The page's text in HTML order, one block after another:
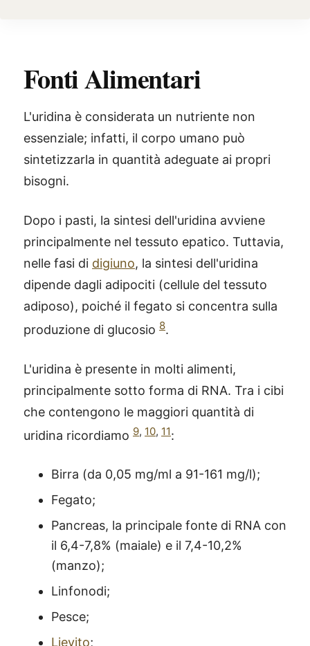
Fonti Alimentari
L'uridina è considerata un nutriente non
essenziale; infatti, il corpo umano può
sintetizzarla in quantità adeguate ai propri
bisogni.
Dopo i pasti, la sintesi dell'uridina avviene
principalmente nel tessuto epatico. Tuttavia,
nelle fasi di digiuno, la sintesi dell'uridina
dipende dagli adipociti (cellule del tessuto
adiposo), poiché il fegato si concentra sulla
produzione di glucosio 8.
L'uridina è presente in molti alimenti,
principalmente sotto forma di RNA. Tra i cibi
che contengono le maggiori quantità di
uridina ricordiamo 9, 10, 11:
Birra (da 0,05 mg/ml a 91-161 mg/l);
Fegato;
Pancreas, la principale fonte di RNA con
il 6,4-7,8% (maiale) e il 7,4-10,2%
(manzo);
Linfonodi;
Pesce;
Lievito;